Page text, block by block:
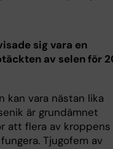
sig vara en
av selen för
kan vara nästan lika
är grundämnet
att flera av kroppens
Tjugofem av